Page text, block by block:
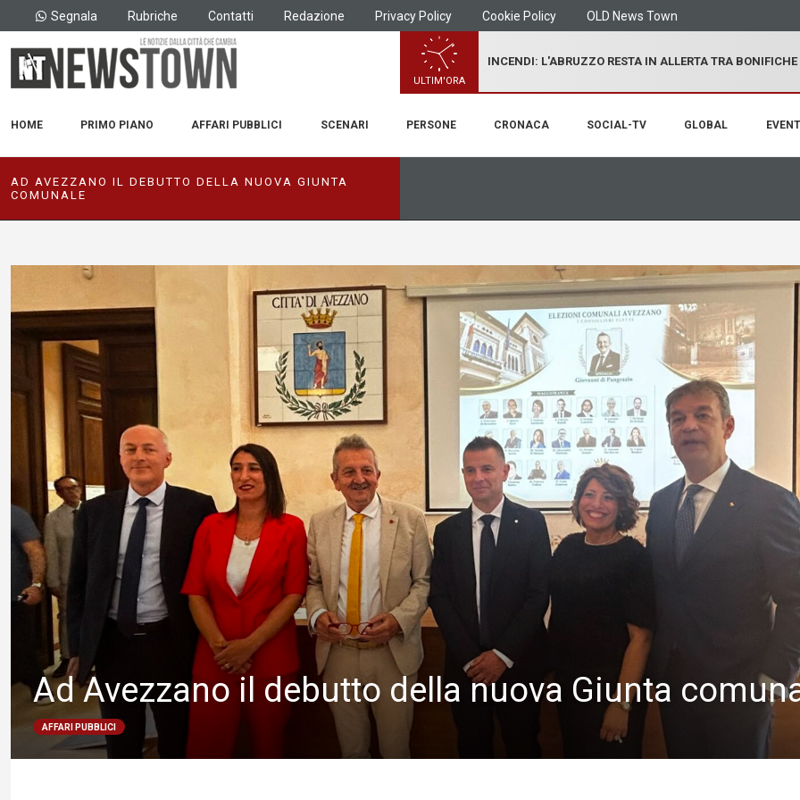
Segnala Rubriche Contatti Redazione Privacy Policy Cookie Policy OLD News Town
ULTIM'ORA
INCENDI: L'ABRUZZO RESTA IN ALLERTA TRA
HOME PRIMO PIANO AFFARI PUBBLICI SCENARI PERSONE CRONACA SOCIAL-TV GLOBAL
AD AVEZZANO IL DEBUTTO DELLA NUOVA GIUNTA
COMUNALE
Ad Avezzano il debutto della nuova Giunta
AFFARI PUBBLICI